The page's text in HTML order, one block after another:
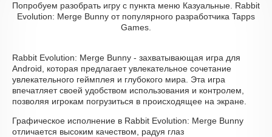
Попробуем разобрать игру с пункта меню Казуальные. Rabbit
Evolution: Merge Bunny от популярного разработчика Tapps
Games.
Rabbit Evolution: Merge Bunny - захватывающая игра для
Android, которая предлагает увлекательное сочетание
увлекательного геймплея и глубокого мира. Эта игра
впечатляет своей удобством использования и контролем,
позволяя игрокам погрузиться в происходящее на экране.
Графическое исполнение в Rabbit Evolution: Merge Bunny
отличается высоким качеством, радуя глаз